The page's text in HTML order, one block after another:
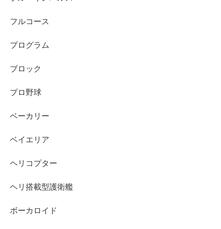
フルコース
プログラム
ブロック
プロ野球
ベーカリー
ベイエリア
ヘリコプター
ヘリ搭載型護衛艦
ボーカロイド